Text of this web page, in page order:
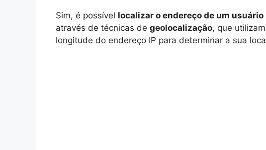
Sim, é possível localizar o endereço de um usuário
através de técnicas de geolocalização, que
longitude do endereço IP para determinar a sua